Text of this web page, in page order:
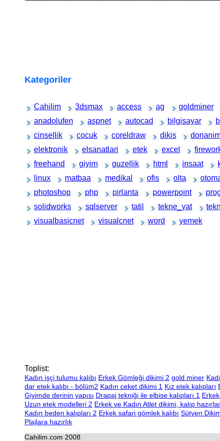
Kategoriler
Cahilim 3dsmax access ag goldminer
anadolufen
aspnet autocad bilgisayar
cinsellik
cocuk coreldraw dikis
elektronik
elsanatlari etek excel
freehand
giyim guzellik html insaat
linux
matbaa medikal ofis olta
photoshop
php pirlanta powerpoint
solidworks
sqlserver tatil tekne_yat
visualbasicnet
visualcnet word yemek
Toplist:
Kadın işçi tulumu kalıbı Erkek Gömleği dikimi 2 gold miner
dar etek kalıbı - bölüm2 Kadın ceket dikimi 1 Kız etek kalıpları
Giyimde derinin yapısı Drapaj tekniği ile elbise kalıpları 1
Uzun etek modelleri 2 Erkek ve Kadın Atlet dikimi, kalıp
Kadın beden kalıpları 2 Erkek safari gömlek kalıbı Sütyen
Plajlara hazırlık
Cahilim.com 2008